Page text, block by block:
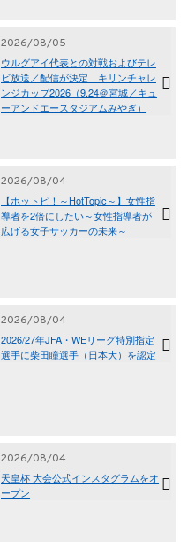
2026/08/05
ウルグアイ代表との対戦およびテレ
ビ放送／配信が決定 キリンチャレ
ンジカップ2026（9.24＠宮城／キュ
ーアンドエースタジアムみやぎ）
2026/08/04
【ホットピ！～HotTopic～】女性指
導者を2倍にしたい～女性指導者が
広げる女子サッカーの未来～
2026/08/04
2026/27年JFA・WEリーグ特別指定
選手に柴田瞳選手（日本大）を認定
2026/08/04
天皇杯 大会公式インスタグラムをオ
ープン